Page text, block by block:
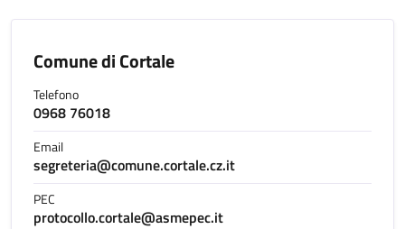
Comune di Cortale
Telefono
0968 76018
Email
segreteria@comune.cortale.cz.it
PEC
protocollo.cortale@asmepec.it